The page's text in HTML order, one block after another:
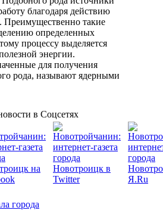
благодаря действию
Преимущественно такие
определенных
процессу выделяется
энергии.
для получения
рода, называют ядерными
в Соцсетях